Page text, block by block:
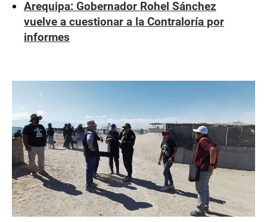
Arequipa: Gobernador Rohel Sánchez
vuelve a cuestionar a la Contraloría por
informes